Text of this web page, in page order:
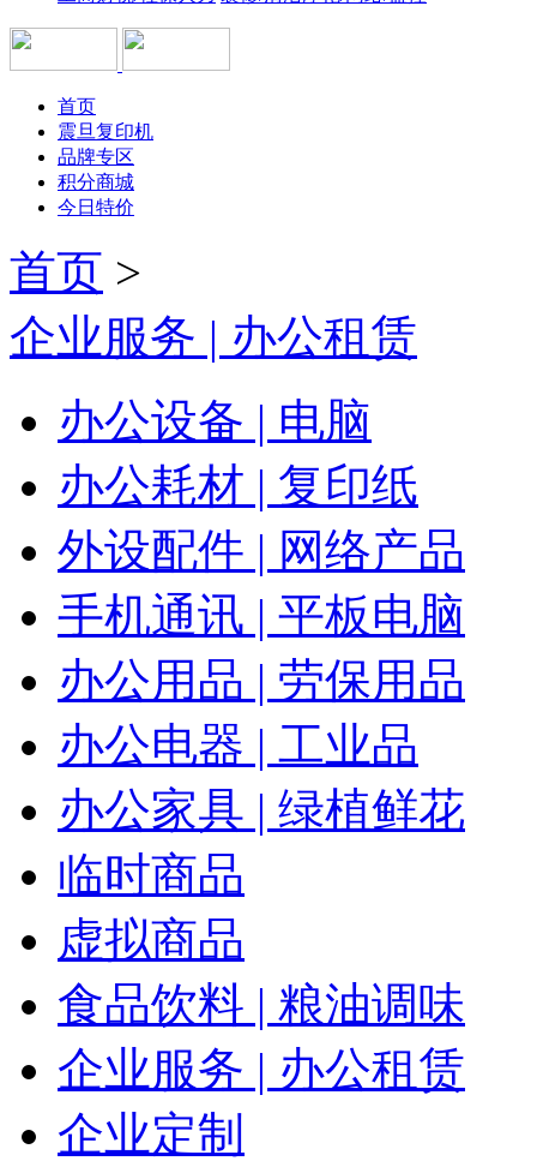
首页
震旦复印机
品牌专区
积分商城
今日特价
首页 >
企业服务 | 办公租赁
办公设备 | 电脑
办公耗材 | 复印纸
外设配件 | 网络产品
手机通讯 | 平板电脑
办公用品 | 劳保用品
办公电器 | 工业品
办公家具 | 绿植鲜花
临时商品
虚拟商品
食品饮料 | 粮油调味
企业服务 | 办公租赁
企业定制